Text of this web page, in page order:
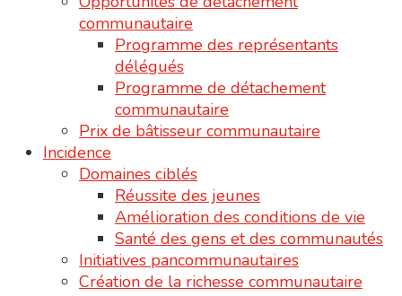
communautaire
Programme des représentants
délégués
Programme de détachement
communautaire
Prix de bâtisseur communautaire
Incidence
Domaines ciblés
Réussite des jeunes
Amélioration des conditions de vie
Santé des gens et des communautés
Initiatives pancommunautaires
Création de la richesse communautaire